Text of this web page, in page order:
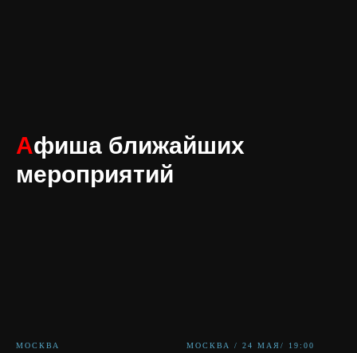
Афиша ближайших
мероприятий
МОСКВА МОСКВА / 24 МАЯ/ 19:00